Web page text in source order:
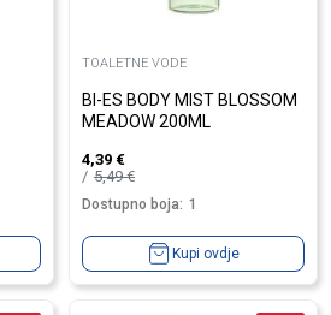
TOALETNE VODE
BI-ES BODY MIST BLOSSOM
MEADOW 200ML
4,39 €
5,49€
Dostupno boja: 1
Kupi ovdje